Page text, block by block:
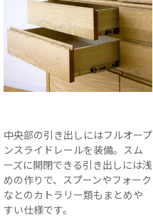
中央部の引き出しにはフルオープ
ンスライドレールを装備。スム
ーズに開閉できる引き出しには浅
めの作りで、スプーンやフォーク
なとのカトラリー類もまとめや
すい仕様です。